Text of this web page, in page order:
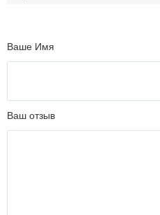
Ваше Имя
Ваш отзыв